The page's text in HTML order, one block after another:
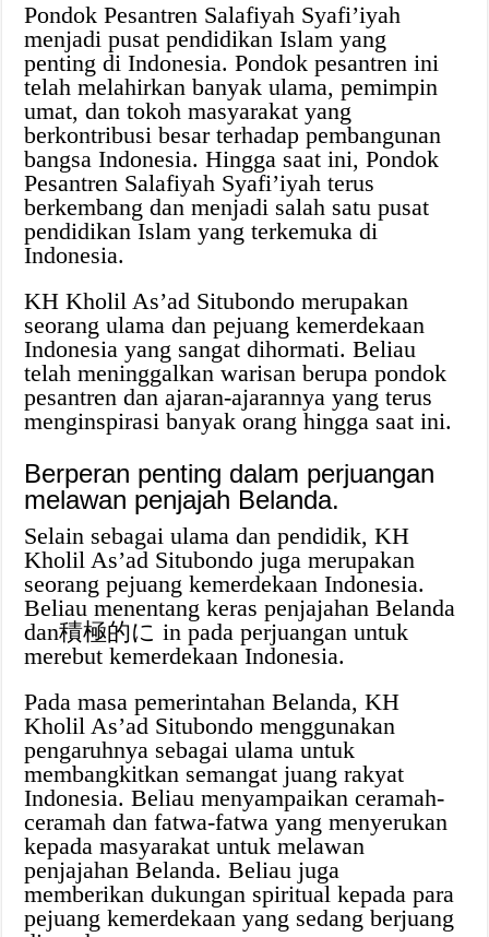
Pondok Pesantren Salafiyah Syafi’iyah
menjadi pusat pendidikan Islam yang
penting di Indonesia. Pondok pesantren ini
telah melahirkan banyak ulama, pemimpin
umat, dan tokoh masyarakat yang
berkontribusi besar terhadap pembangunan
bangsa Indonesia. Hingga saat ini, Pondok
Pesantren Salafiyah Syafi’iyah terus
berkembang dan menjadi salah satu pusat
pendidikan Islam yang terkemuka di
Indonesia.
KH Kholil As’ad Situbondo merupakan
seorang ulama dan pejuang kemerdekaan
Indonesia yang sangat dihormati. Beliau
telah meninggalkan warisan berupa pondok
pesantren dan ajaran-ajarannya yang terus
menginspirasi banyak orang hingga saat ini.
Berperan penting dalam perjuangan
melawan penjajah Belanda.
Selain sebagai ulama dan pendidik, KH
Kholil As’ad Situbondo juga merupakan
seorang pejuang kemerdekaan Indonesia.
Beliau menentang keras penjajahan Belanda
dan積極的に in pada perjuangan untuk
merebut kemerdekaan Indonesia.
Pada masa pemerintahan Belanda, KH
Kholil As’ad Situbondo menggunakan
pengaruhnya sebagai ulama untuk
membangkitkan semangat juang rakyat
Indonesia. Beliau menyampaikan ceramah-
ceramah dan fatwa-fatwa yang menyerukan
kepada masyarakat untuk melawan
penjajahan Belanda. Beliau juga
memberikan dukungan spiritual kepada para
pejuang kemerdekaan yang sedang berjuang